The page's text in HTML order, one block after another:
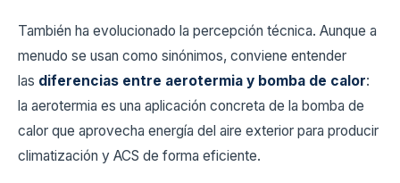
También ha evolucionado la percepción técnica. Aunque a
menudo se usan como sinónimos, conviene entender
las diferencias entre aerotermia y bomba de calor:
la aerotermia es una aplicación concreta de la bomba de
calor que aprovecha energía del aire exterior para producir
climatización y ACS de forma eficiente.